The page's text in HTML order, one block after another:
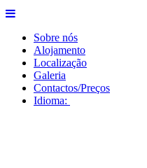
Sobre nós
Alojamento
Localização
Galeria
Contactos/Preços
Idioma: